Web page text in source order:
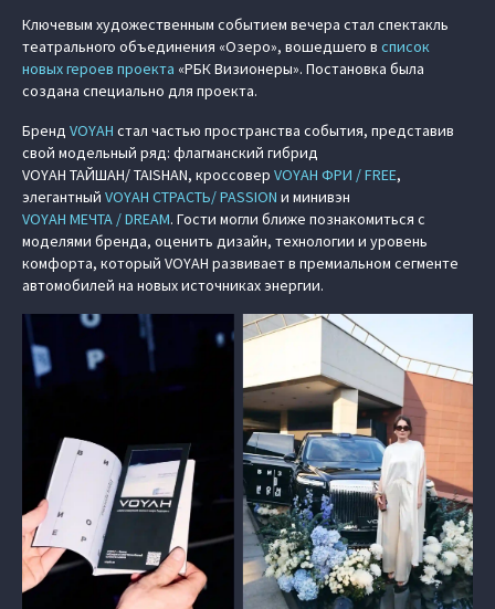
Ключевым художественным событием вечера стал спектакль
театрального объединения «Озеро», вошедшего в список
новых героев проекта «РБК Визионеры». Постановка была
создана специально для проекта.
Бренд VOYAH стал частью пространства события, представив
свой модельный ряд: флагманский гибрид
VOYAH ТАЙШАН/ TAISHAN, кроссовер VOYAH ФРИ / FREE,
элегантный VOYAH СТРАСТЬ/ PASSION и минивэн
VOYAH МЕЧТА / DREAM. Гости могли ближе познакомиться с
моделями бренда, оценить дизайн, технологии и уровень
комфорта, который VOYAH развивает в премиальном сегменте
автомобилей на новых источниках энергии.